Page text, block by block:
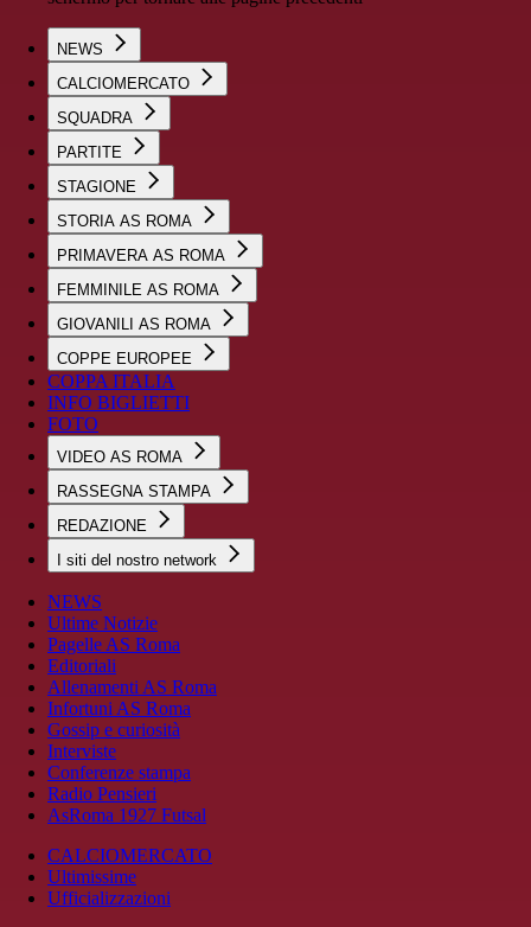
NEWS
CALCIOMERCATO
SQUADRA
PARTITE
STAGIONE
STORIA AS ROMA
PRIMAVERA AS ROMA
FEMMINILE AS ROMA
GIOVANILI AS ROMA
COPPE EUROPEE
COPPA ITALIA
INFO BIGLIETTI
FOTO
VIDEO AS ROMA
RASSEGNA STAMPA
REDAZIONE
I siti del nostro network
NEWS
Ultime Notizie
Pagelle AS Roma
Editoriali
Allenamenti AS Roma
Infortuni AS Roma
Gossip e curiosità
Interviste
Conferenze stampa
Radio Pensieri
AsRoma 1927 Futsal
CALCIOMERCATO
Ultimissime
Ufficializzazioni